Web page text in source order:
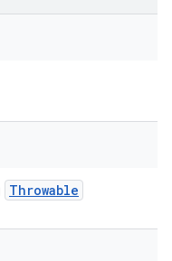
Throwable